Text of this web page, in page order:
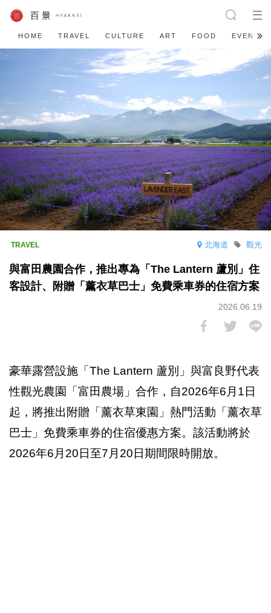
HOME TRAVEL CULTURE ART FOOD EVENT
北海道 觀光
與富田農園合作，推出專為「The Lantern 蘆別」住
客設計、附贈「薰衣草巴士」免費乘車券的住宿方案
2026.06.19
豪華露營設施「The Lantern 蘆別」與富良野代表
性觀光農園「富田農場」合作，自2026年6月1日
起，將推出附贈「薰衣草東園」熱門活動「薰衣草
巴士」免費乘車券的住宿優惠方案。該活動將於
2026年6月20日至7月20日期間限時開放。